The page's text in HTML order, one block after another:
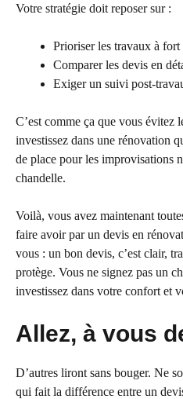
Votre stratégie doit reposer sur :
Prioriser les travaux à
Comparer les devis en
Exiger un suivi post-
C’est comme ça que vous évitez
investissez dans une rénovation
de place pour les improvisations
chandelle.
Voilà, vous avez maintenant
faire avoir par un devis en
vous : un bon devis, c’est clair,
protège. Vous ne signez pas un
investissez dans votre confort et
Allez, à vous
D’autres liront sans bouger. Ne
qui fait la différence entre un